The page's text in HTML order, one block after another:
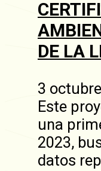
DE LA
3
Este
una
2023,
datos